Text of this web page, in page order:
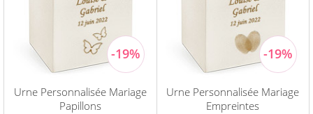
Urne Personnalisée Mariage
Papillons
Urne Personnalisée Mariage
Empreintes